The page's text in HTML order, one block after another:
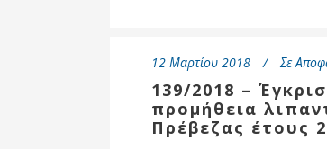
12 Μαρτίου 2018 Σε
139/2018 –
προμήθεια
Πρέβεζας έτους